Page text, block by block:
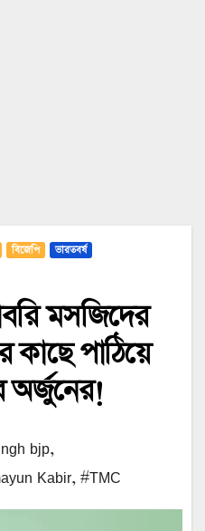
বিজেপি
ভারতবর্ষ
মসজিদের
কাছে পাঠিয়ে
অর্জুনের!
bjp,
Kabir, #TMC